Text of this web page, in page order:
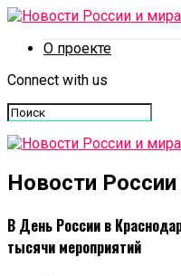
О проекте
Connect with us
Новости
В День России в
тысячи мероприятий